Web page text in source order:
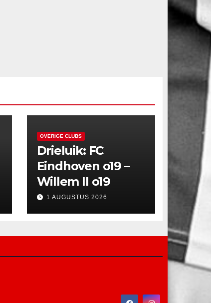
OVERIGE CLUBS
Drieluik: FC
Eindhoven o19 –
Willem II o19
1 AUGUSTUS 2026